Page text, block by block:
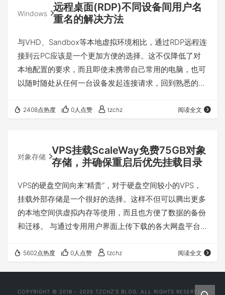
叉了怎么办呢？注销重新登陆？——哎不对啊，注销也没
法注销啊😂…
Windows
远程桌面(RDP)不同设备间用户名
重名的解决方法
与VHD、Sandbox等本地虚拟环境相比，通过RDP远程连
接到云PC应该是一个更加方便的选择。这不仅降低了对
本地配置的要求，而且即使未携带自己常用的电脑，也可
以随时随处从任何一台设备发起连接请求，回到熟悉的环
与“远程”的界限，也就使得设备间的区分变得重要。 一、
not allow passwords to be saved”选项，不将连接信息
2408点热度 0人点赞 tzchz 阅读全文
对象存储
VPS挂载ScaleWay免费75GB对象
存储，并确保重启后优先挂载目录
VPS的硬盘空间向来“精贵”，对于硬盘空间较小的VPS，
挂载外部存储是一个很好的选择。这样不但可以腾出更多
的本地空间供虚拟内存等使用，而且也方便了数据的备份
和迁移。 与通过专用用户界面上传下载的各大网盘平台
其价格普遍昂贵。目前市面上的云平台中，对象存储的免
5602点热度 0人点赞 tzchz 阅读全文
COPYRIGHT © 2018 - 2025 TZCHZ'S BLOG. ALL RIGHTS RESERVED.